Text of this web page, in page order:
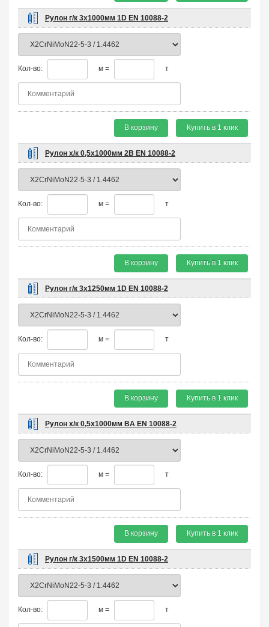
Рулон г/к 3х1000мм 1D EN 10088-2
Кол-во: м = т
В корзину Купить в 1 клик
Рулон х/к 0,5х1000мм 2B EN 10088-2
Кол-во: м = т
В корзину Купить в 1 клик
Рулон г/к 3х1250мм 1D EN 10088-2
Кол-во: м = т
В корзину Купить в 1 клик
Рулон х/к 0,5х1000мм BA EN 10088-2
Кол-во: м = т
В корзину Купить в 1 клик
Рулон г/к 3х1500мм 1D EN 10088-2
Кол-во: м = т